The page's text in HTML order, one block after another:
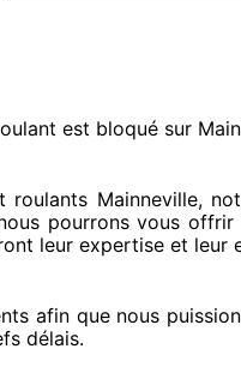
est bloqué sur
roulants Mainneville,
pourrons vous offrir
leur expertise et leur
afin que nous
délais.